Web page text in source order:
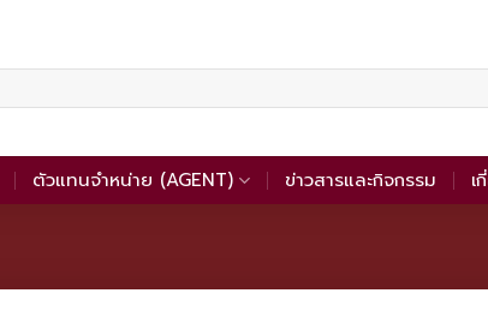
ตัวแทนจำหน่าย (AGENT) ข่าวสารและกิจกรรม เ